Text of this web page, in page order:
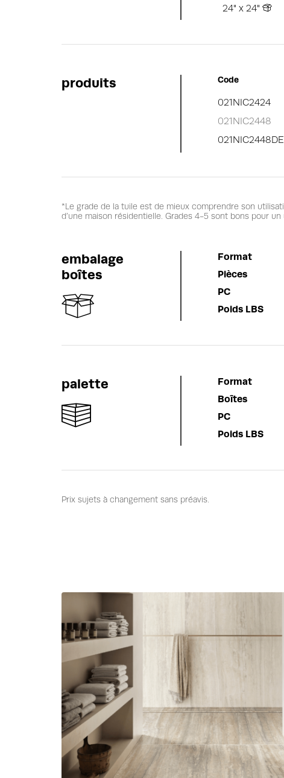
24" x 24"
produits Code
021NIC2424
021NIC2448
*Le grade de la tuile est de mieux comprendre son
d’une maison résidentielle. Grades 4-5 sont bons pour
embalage
boîtes
Format
Pièces
PC
Poids LBS
palette
Format
Boîtes
PC
Poids LBS
Prix sujets à changement sans préavis.